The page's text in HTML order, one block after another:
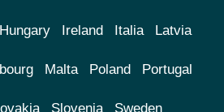
Hungary Ireland Italia Latvia
Malta Poland Portugal
Slovenia Sweden